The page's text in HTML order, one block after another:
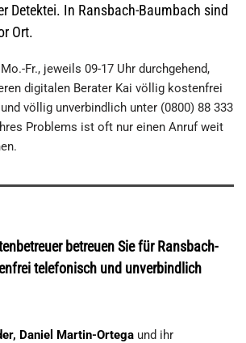
Detektei. In Ransbach-Baumbach sind
Ort.
Fr., jeweils 09-17 Uhr durchgehend,
digitalen Berater Kai völlig kostenfrei
völlig unverbindlich unter (0800) 88 333
Problems ist oft nur einen Anruf weit
betreuen Sie für Ransbach-
telefonisch und unverbindlich
Daniel Martin-Ortega und ihr